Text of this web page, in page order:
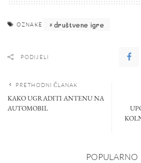
OZNAKE društvene igre
PODIJELI
PRETHODNI ČLANAK
KAKO UGRADITI ANTENU NA
AUTOMOBIL
POPULARNO